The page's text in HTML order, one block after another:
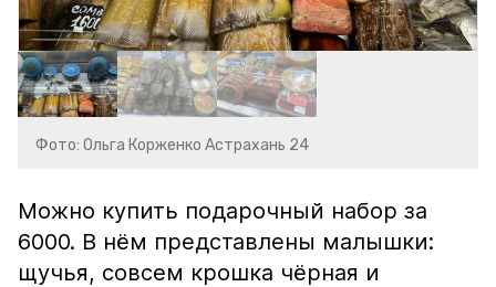
Фото: Ольга Корженко Астрахань 24
Можно купить подарочный набор за
6000. В нём представлены малышки:
щучья, совсем крошка чёрная и